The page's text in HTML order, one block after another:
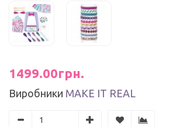
1499.00грн.
Виробники MAKE IT REAL